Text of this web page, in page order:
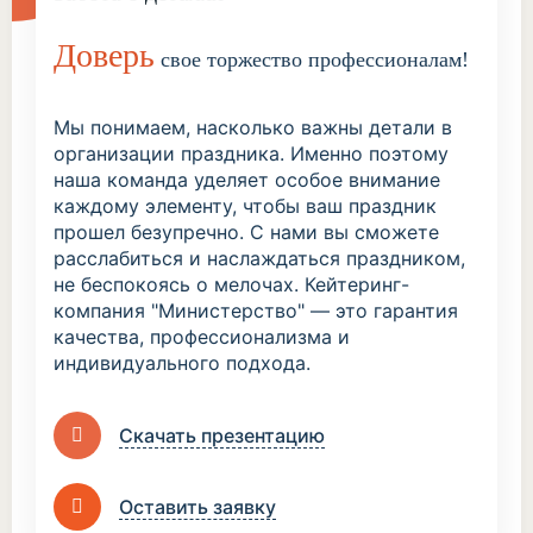
Доверь свое торжество профессионалам!
Мы понимаем, насколько важны детали в
организации праздника. Именно поэтому
наша команда уделяет особое внимание
каждому элементу, чтобы ваш праздник
прошел безупречно. С нами вы сможете
расслабиться и наслаждаться праздником,
не беспокоясь о мелочах. Кейтеринг-
компания "Министерство" — это гарантия
качества, профессионализма и
индивидуального подхода.
Скачать презентацию
Оставить заявку